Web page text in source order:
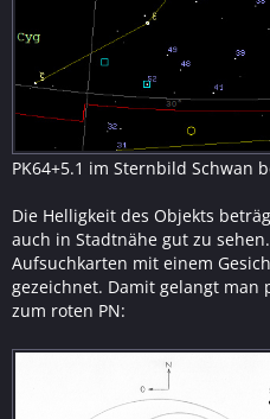
PK64+5.1 im Sternbild Schwan
Die Helligkeit des Objekts
auch in Stadtnähe gut zu
Aufsuchkarten mit einem
gezeichnet. Damit gelangt man
zum roten PN: